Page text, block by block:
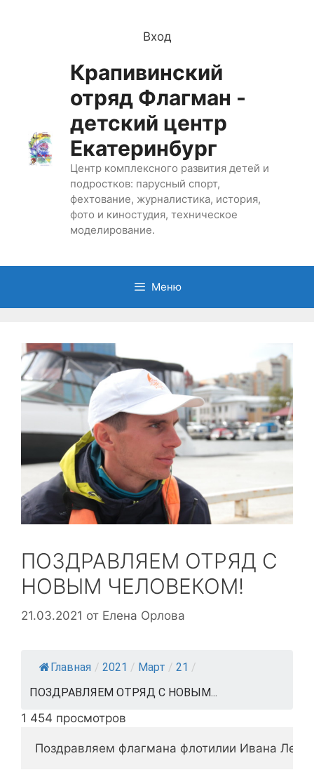
Вход
Крапивинский
отряд Флагман -
детский центр
Екатеринбург
Центр комплексного развития детей и
подростков: парусный спорт,
фехтование, журналистика, история,
фото и киностудия, техническое
моделирование.
Меню
ПОЗДРАВЛЯЕМ ОТРЯД С
НОВЫМ ЧЕЛОВЕКОМ!
21.03.2021 от Елена Орлова
Главная / 2021 / Март / 21 /
ПОЗДРАВЛЯЕМ ОТРЯД С НОВЫМ...
1 454 просмотров
Поздравляем флагмана флотилии Ивана